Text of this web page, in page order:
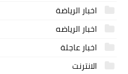
اخبار الرياضة
اخبار الرياضه
اخبار عاجلة
الانترنت